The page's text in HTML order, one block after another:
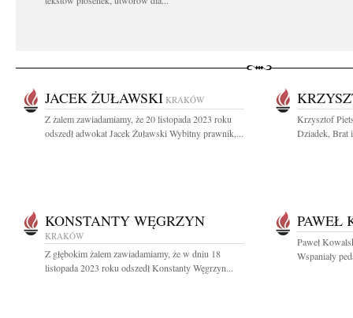
JACEK ŻUŁAWSKI KRAKÓW
Z żalem zawiadamiamy, że 20 listopada 2023 roku
odszedł adwokat Jacek Żuławski Wybitny prawnik,...
Krzysztof
Dziadek, Brat
KONSTANTY WĘGRZYN
KRAKÓW
Z głębokim żalem zawiadamiamy, że w dniu 18
listopada 2023 roku odszedł Konstanty Węgrzyn...
PAWEŁ
Paweł
Wspaniały